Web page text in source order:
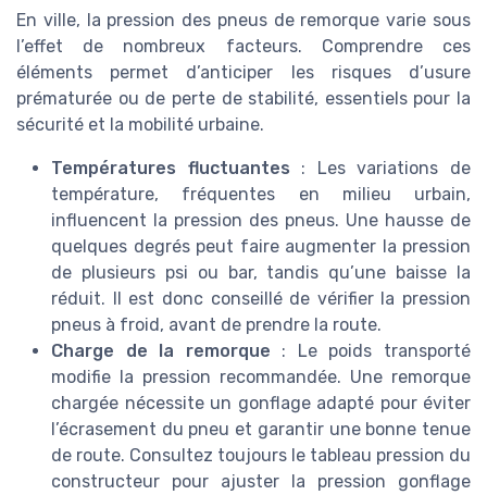
En ville, la pression des pneus de remorque varie sous
l’effet de nombreux facteurs. Comprendre ces
éléments permet d’anticiper les risques d’usure
prématurée ou de perte de stabilité, essentiels pour la
sécurité et la mobilité urbaine.
Températures fluctuantes : Les variations de
température, fréquentes en milieu urbain,
influencent la pression des pneus. Une hausse de
quelques degrés peut faire augmenter la pression
de plusieurs psi ou bar, tandis qu’une baisse la
réduit. Il est donc conseillé de vérifier la pression
pneus à froid, avant de prendre la route.
Charge de la remorque : Le poids transporté
modifie la pression recommandée. Une remorque
chargée nécessite un gonflage adapté pour éviter
l’écrasement du pneu et garantir une bonne tenue
de route. Consultez toujours le tableau pression du
constructeur pour ajuster la pression gonflage